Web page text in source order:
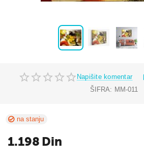
Napišite komentar
ŠIFRA: MM-011
na stanju
1.198 Din